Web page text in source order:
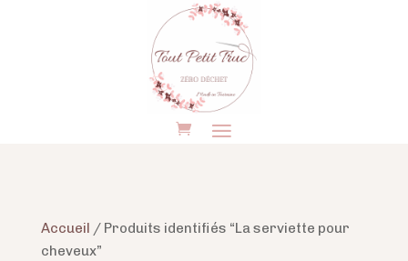
Accueil / Produits identifiés “La serviette pour
cheveux”